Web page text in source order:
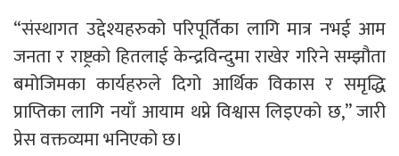
“संस्थागत उद्देश्यहरुको परिपूर्तिका लागि मात्र नभई आम
जनता र राष्ट्रको हितलाई केन्द्रविन्दुमा राखेर गरिने सम्झौता
बमोजिमका कार्यहरुले दिगो आर्थिक विकास र समृद्धि
प्राप्तिका लागि नयाँ आयाम थप्ने विश्वास लिइएको छ,” जारी
प्रेस वक्तव्यमा भनिएको छ।